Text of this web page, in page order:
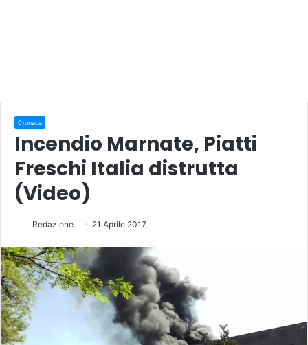
Cronaca
Incendio Marnate, Piatti
Freschi Italia distrutta
(Video)
Redazione 21 Aprile 2017